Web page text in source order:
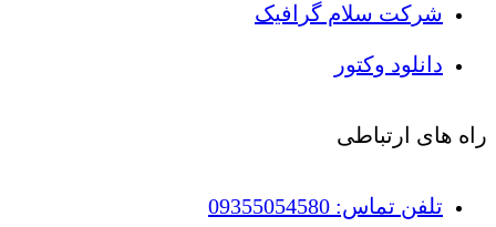
شرکت سلام گرافیک
دانلود وکتور
راه های ارتباطی
تلفن تماس: 09355054580